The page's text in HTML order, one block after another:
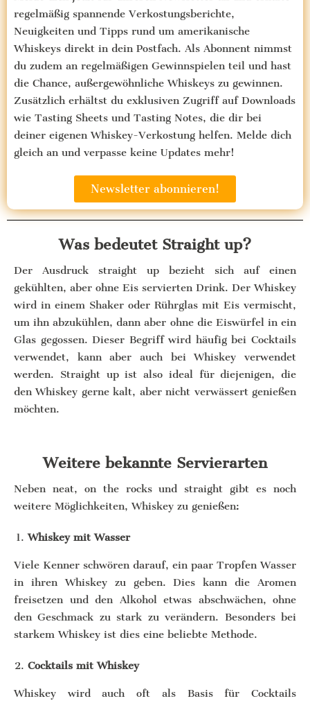
regelmäßig spannende Verkostungsberichte,
Neuigkeiten und Tipps rund um amerikanische
Whiskeys direkt in dein Postfach. Als Abonnent nimmst
du zudem an regelmäßigen Gewinnspielen teil und hast
die Chance, außergewöhnliche Whiskeys zu gewinnen.
Zusätzlich erhältst du exklusiven Zugriff auf Downloads
wie Tasting Sheets und Tasting Notes, die dir bei
deiner eigenen Whiskey-Verkostung helfen. Melde dich
gleich an und verpasse keine Updates mehr!
Newsletter abonnieren!
Was bedeutet Straight up?
Der Ausdruck straight up bezieht sich auf einen
gekühlten, aber ohne Eis servierten Drink. Der Whiskey
wird in einem Shaker oder Rührglas mit Eis vermischt,
um ihn abzukühlen, dann aber ohne die Eiswürfel in ein
Glas gegossen. Dieser Begriff wird häufig bei Cocktails
verwendet, kann aber auch bei Whiskey verwendet
werden. Straight up ist also ideal für diejenigen, die
den Whiskey gerne kalt, aber nicht verwässert genießen
möchten.
Weitere bekannte Servierarten
Neben neat, on the rocks und straight gibt es noch
weitere Möglichkeiten, Whiskey zu genießen:
Whiskey mit Wasser
Viele Kenner schwören darauf, ein paar Tropfen Wasser
in ihren Whiskey zu geben. Dies kann die Aromen
freisetzen und den Alkohol etwas abschwächen, ohne
den Geschmack zu stark zu verändern. Besonders bei
starkem Whiskey ist dies eine beliebte Methode.
Cocktails mit Whiskey
Whiskey wird auch oft als Basis für Cocktails